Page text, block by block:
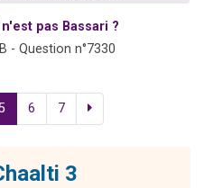
pas Bassari ?
- Question n°7330
6 7
3